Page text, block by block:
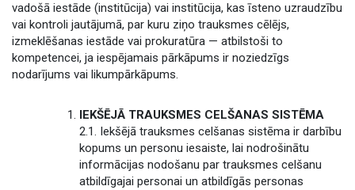
vadošā iestāde (institūcija) vai institūcija, kas īsteno uzraudzību
vai kontroli jautājumā, par kuru ziņo trauksmes cēlējs,
izmeklēšanas iestāde vai prokuratūra — atbilstoši to
kompetencei, ja iespējamais pārkāpums ir noziedzīgs
nodarījums vai likumpārkāpums.
IEKŠĒJĀ TRAUKSMES CELŠANAS SISTĒMA
2.1. Iekšējā trauksmes celšanas sistēma ir darbību
kopums un personu iesaiste, lai nodrošinātu
informācijas nodošanu par trauksmes celšanu
atbildīgajai personai un atbildīgās personas